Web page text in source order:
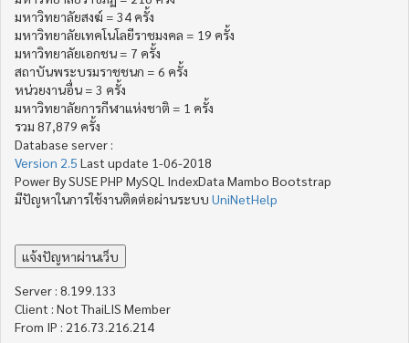
มหาวิทยาลัยสงฆ์ = 34 ครั้ง
มหาวิทยาลัยเทคโนโลยีราชมงคล = 19 ครั้ง
มหาวิทยาลัยเอกชน = 7 ครั้ง
สถาบันพระบรมราชชนก = 6 ครั้ง
หน่วยงานอื่น = 3 ครั้ง
มหาวิทยาลัยการกีฬาแห่งชาติ = 1 ครั้ง
รวม 87,879 ครั้ง
Database server :
Version 2.5 Last update 1-06-2018
Power By SUSE PHP MySQL IndexData Mambo Bootstrap
มีปัญหาในการใช้งานติดต่อผ่านระบบ UniNetHelp
Server : 8.199.133
Client : Not ThaiLIS Member
From IP : 216.73.216.214